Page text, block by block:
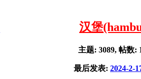
汉堡
主题: 3089, 帖数:
最后发表: 2024-2-